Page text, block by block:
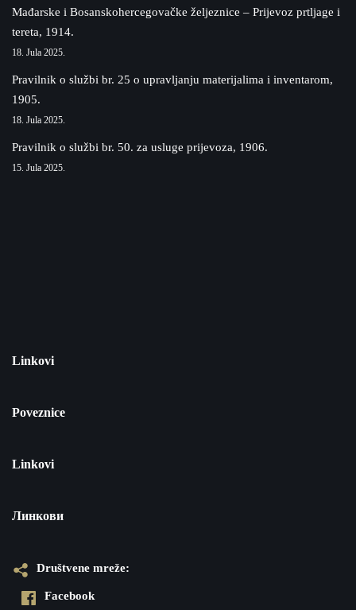
Mađarske i Bosanskohercegovačke željeznice – Prijevoz prtljage i
tereta, 1914.
18. Jula 2025.
Pravilnik o službi br. 25 o upravljanju materijalima i inventarom,
1905.
18. Jula 2025.
Pravilnik o službi br. 50. za usluge prijevoza, 1906.
15. Jula 2025.
Linkovi
Poveznice
Linkovi
Линкови
Društvene mreže:
Facebook